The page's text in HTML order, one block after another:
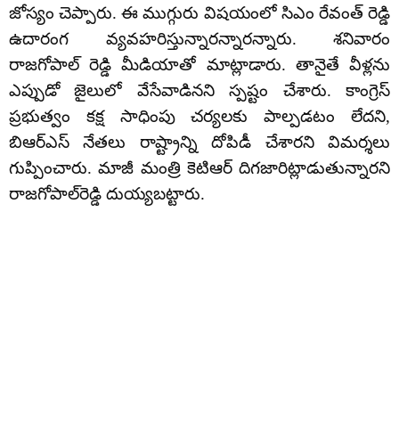
జోస్యం చెప్పారు. ఈ ముగ్గురు విషయంలో సిఎం రేవంత్ రెడ్డి
ఉదారంగ వ్యవహరిస్తున్నారన్నారన్నారు. శనివారం
రాజగోపాల్ రెడ్డి మీడియాతో మాట్లాడారు. తానైతే వీళ్లను
ఎప్పుడో జైలులో వేసేవాడినని స్పష్టం చేశారు. కాంగ్రెస్
ప్రభుత్వం కక్ష సాధింపు చర్యలకు పాల్పడటం లేదని,
బిఆర్ఎస్ నేతలు రాష్ట్రాన్ని దోపిడీ చేశారని విమర్శలు
గుప్పించారు. మాజీ మంత్రి కెటిఆర్ దిగజారిట్లాడుతున్నారని
రాజగోపాల్‌రెడ్డి దుయ్యబట్టారు.